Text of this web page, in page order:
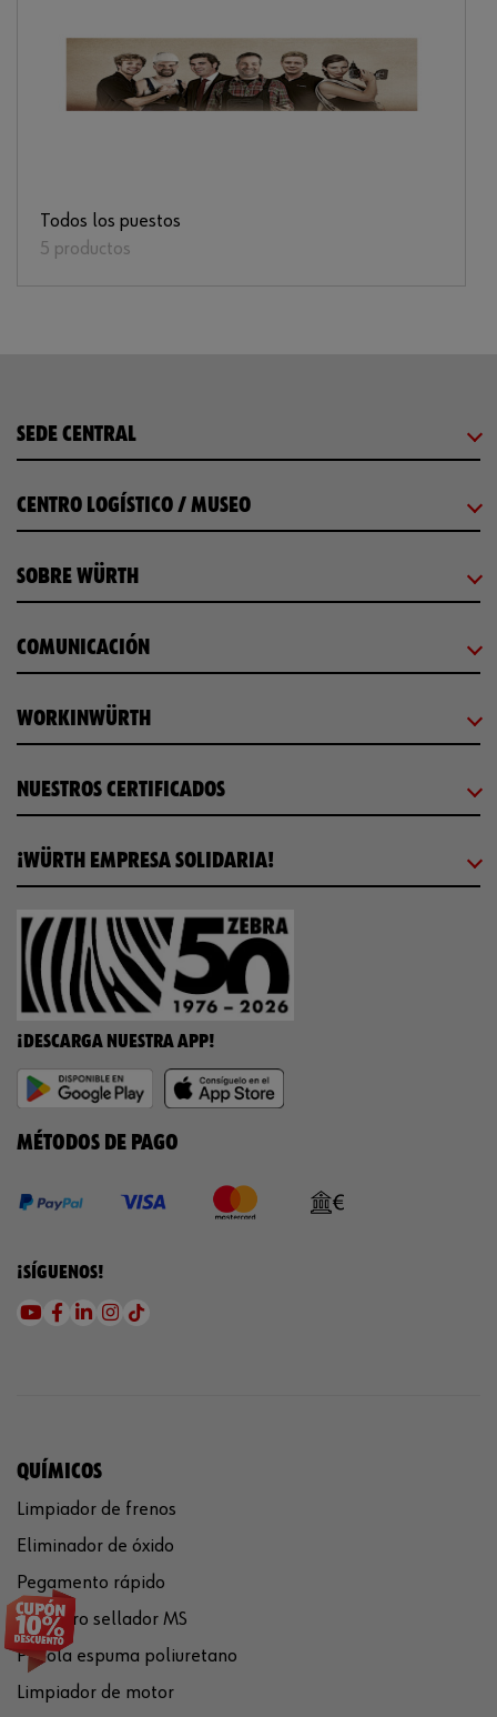
Todos los puestos
5 productos
SEDE CENTRAL
CENTRO LOGÍSTICO / MUSEO
SOBRE WÜRTH
COMUNICACIÓN
WORKINWÜRTH
NUESTROS CERTIFICADOS
¡WÜRTH EMPRESA SOLIDARIA!
¡DESCARGA NUESTRA APP!
MÉTODOS DE PAGO
¡SÍGUENOS!
QUÍMICOS
Limpiador de frenos
Eliminador de óxido
Pegamento rápido
Polímero sellador MS
Pistola espuma poliuretano
Limpiador de motor